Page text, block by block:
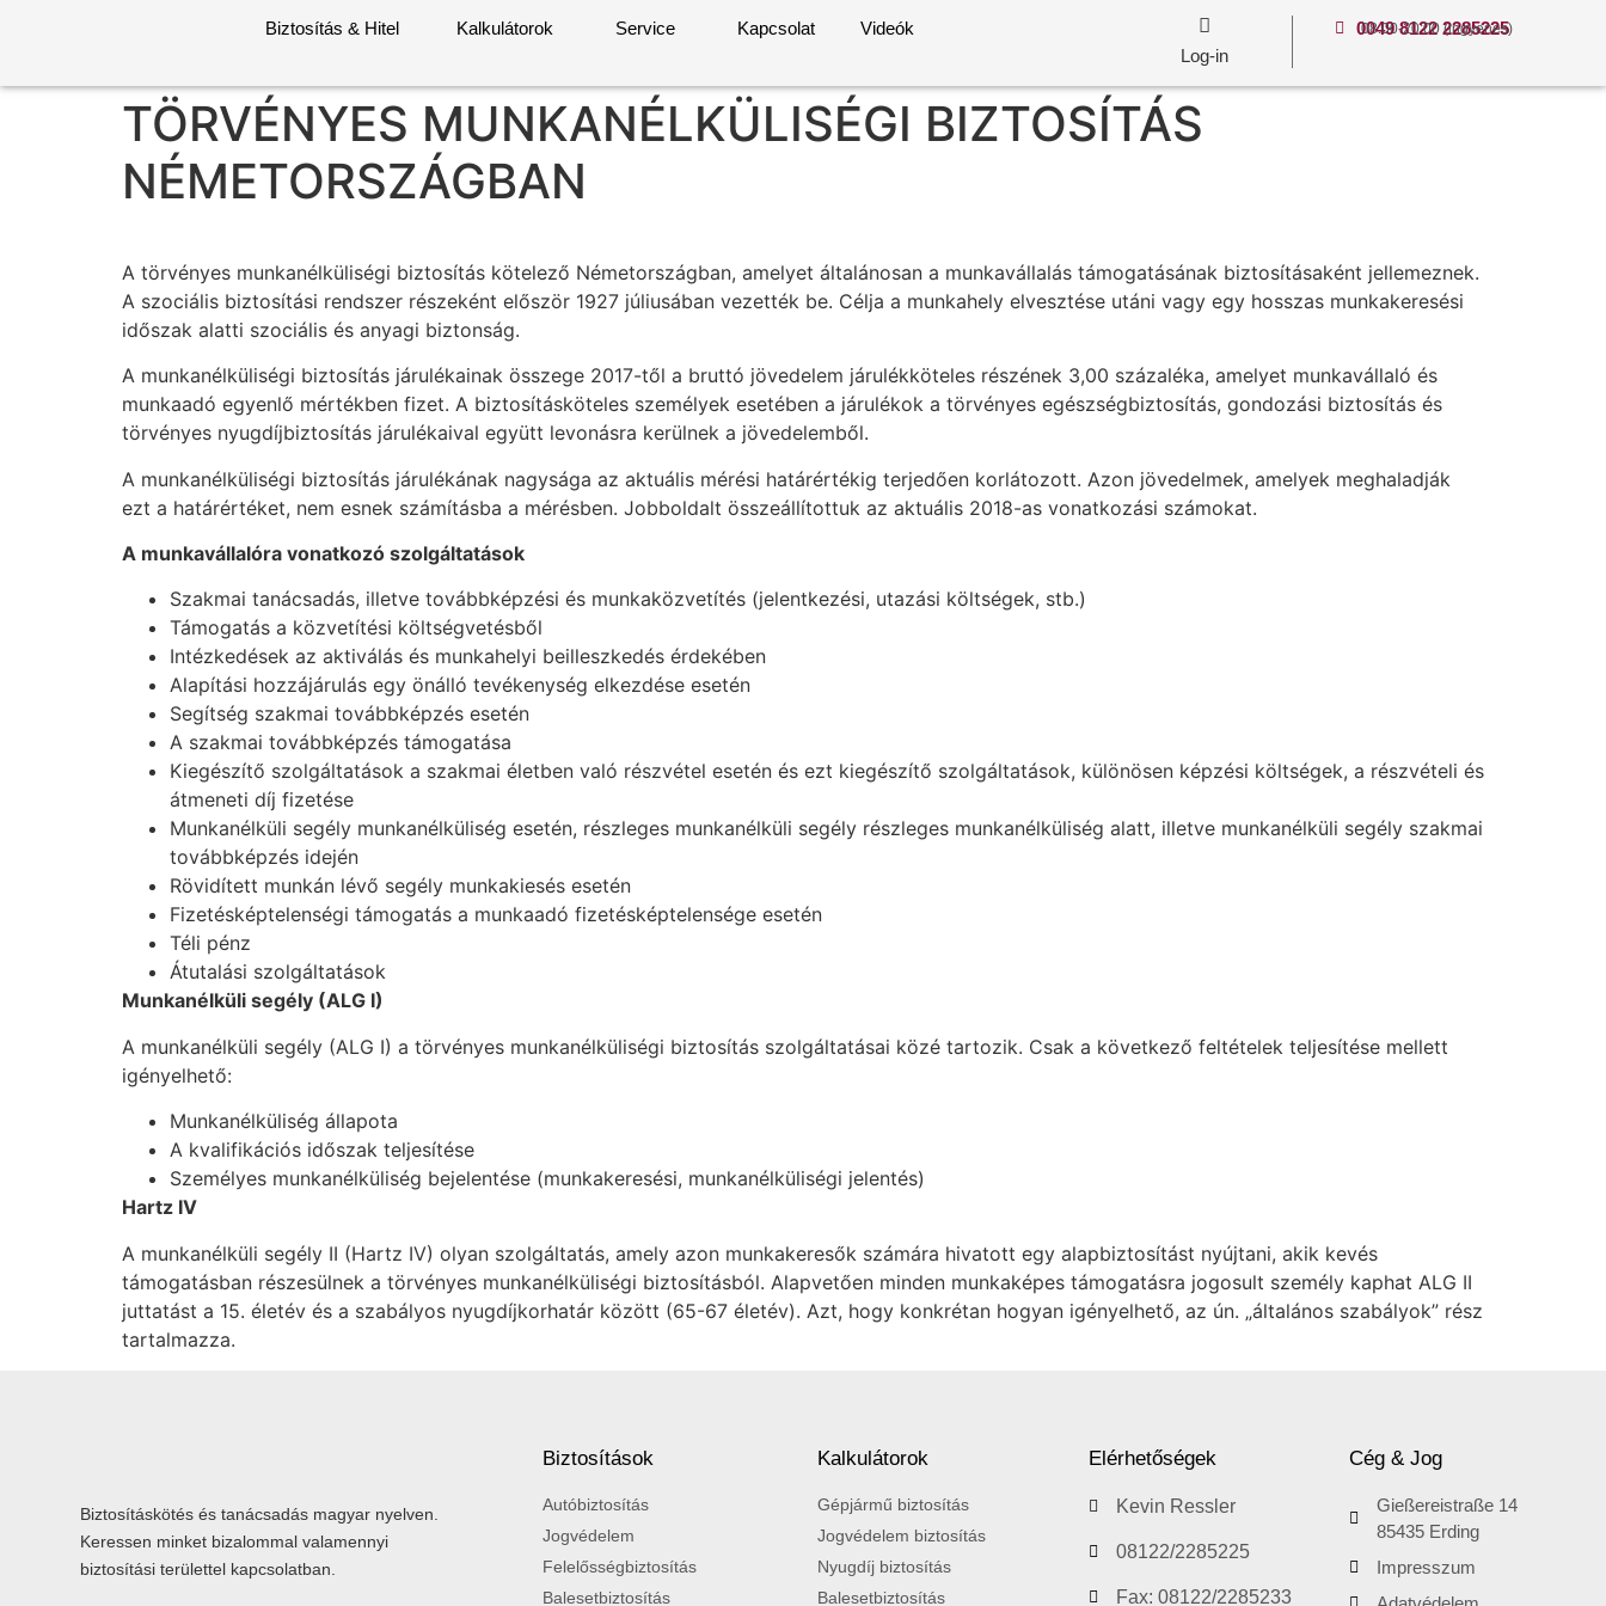
Biztosítás & Hitel Kalkulátorok Service Kapcsolat
Videók
Log-in
0049 8122 2285225
08:00-20:00 (ingyenes)
TÖRVÉNYES MUNKANÉLKÜLISÉGI BIZTOSÍTÁS
NÉMETORSZÁGBAN
A törvényes munkanélküliségi biztosítás kötelező Németországban, amelyet általánosan a munkavállalás támogatásának biztosításaként jellemeznek.
A szociális biztosítási rendszer részeként először 1927 júliusában vezették be. Célja a munkahely elvesztése utáni vagy egy hosszas munkakeresési
időszak alatti szociális és anyagi biztonság.
A munkanélküliségi biztosítás járulékainak összege 2017-től a bruttó jövedelem járulékköteles részének 3,00 százaléka, amelyet munkavállaló és
munkaadó egyenlő mértékben fizet. A biztosításköteles személyek esetében a járulékok a törvényes egészségbiztosítás, gondozási biztosítás és
törvényes nyugdíjbiztosítás járulékaival együtt levonásra kerülnek a jövedelemből.
A munkanélküliségi biztosítás járulékának nagysága az aktuális mérési határértékig terjedően korlátozott. Azon jövedelmek, amelyek meghaladják
ezt a határértéket, nem esnek számításba a mérésben. Jobboldalt összeállítottuk az aktuális 2018-as vonatkozási számokat.
A munkavállalóra vonatkozó szolgáltatások
Szakmai tanácsadás, illetve továbbképzési és munkaközvetítés (jelentkezési, utazási költségek, stb.)
Támogatás a közvetítési költségvetésből
Intézkedések az aktiválás és munkahelyi beilleszkedés érdekében
Alapítási hozzájárulás egy önálló tevékenység elkezdése esetén
Segítség szakmai továbbképzés esetén
A szakmai továbbképzés támogatása
Kiegészítő szolgáltatások a szakmai életben való részvétel esetén és ezt kiegészítő szolgáltatások, különösen képzési költségek, a részvételi és
átmeneti díj fizetése
Munkanélküli segély munkanélküliség esetén, részleges munkanélküli segély részleges munkanélküliség alatt, illetve munkanélküli segély szakmai
továbbképzés idején
Rövidített munkán lévő segély munkakiesés esetén
Fizetésképtelenségi támogatás a munkaadó fizetésképtelensége esetén
Téli pénz
Átutalási szolgáltatások
Munkanélküli segély (ALG I)
A munkanélküli segély (ALG I) a törvényes munkanélküliségi biztosítás szolgáltatásai közé tartozik. Csak a következő feltételek teljesítése mellett
igényelhető:
Munkanélküliség állapota
A kvalifikációs időszak teljesítése
Személyes munkanélküliség bejelentése (munkakeresési, munkanélküliségi jelentés)
Hartz IV
A munkanélküli segély II (Hartz IV) olyan szolgáltatás, amely azon munkakeresők számára hivatott egy alapbiztosítást nyújtani, akik kevés
támogatásban részesülnek a törvényes munkanélküliségi biztosításból. Alapvetően minden munkaképes támogatásra jogosult személy kaphat ALG II
juttatást a 15. életév és a szabályos nyugdíjkorhatár között (65-67 életév). Azt, hogy konkrétan hogyan igényelhető, az ún. „általános szabályok” rész
tartalmazza.
Biztosításkötés és tanácsadás magyar nyelven.
Keressen minket bizalommal valamennyi
biztosítási területtel kapcsolatban.
Biztosítások
Autóbiztosítás
Jogvédelem
Felelősségbiztosítás
Balesetbiztosítás
Kalkulátorok
Gépjármű biztosítás
Jogvédelem biztosítás
Nyugdíj biztosítás
Balesetbiztosítás
Elérhetőségek
Kevin Ressler
08122/2285225
Fax: 08122/2285233
Cég & Jog
Gießereistraße 14
85435 Erding
Impresszum